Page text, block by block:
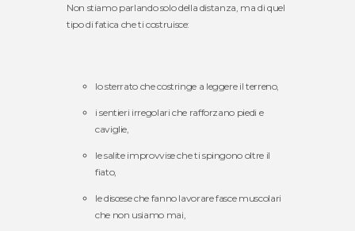
Non stiamo parlando solo della distanza, ma di quel
tipo di fatica che ti costruisce:
lo sterrato che costringe a leggere il terreno,
i sentieri irregolari che rafforzano piedi e
caviglie,
le salite improvvise che ti spingono oltre il
fiato,
le discese che fanno lavorare fasce muscolari
che non usiamo mai,